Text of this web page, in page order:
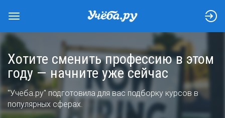
Хотите сменить профессию в этом
году — начните уже сейчас
"Учеба.ру" подготовила для вас подборку курсов в
популярных сферах.